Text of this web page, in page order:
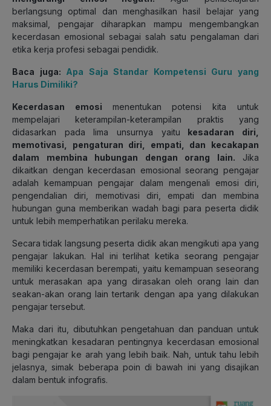
berlangsung optimal dan menghasilkan hasil belajar yang
maksimal, pengajar diharapkan mampu mengembangkan
kecerdasan emosional sebagai salah satu pengalaman dari
etika kerja profesi sebagai pendidik.
Baca juga: Apa Saja Standar Kompetensi Guru yang
Harus Dimiliki?
Kecerdasan emosi menentukan potensi kita untuk
mempelajari keterampilan-keterampilan praktis yang
didasarkan pada lima unsurnya yaitu kesadaran diri,
memotivasi, pengaturan diri, empati, dan kecakapan
dalam membina hubungan dengan orang lain. Jika
dikaitkan dengan kecerdasan emosional seorang pengajar
adalah kemampuan pengajar dalam mengenali emosi diri,
pengendalian diri, memotivasi diri, empati dan membina
hubungan guna memberikan wadah bagi para peserta didik
untuk lebih memperhatikan perilaku mereka.
Secara tidak langsung peserta didik akan mengikuti apa yang
pengajar lakukan. Hal ini terlihat ketika seorang pengajar
memiliki kecerdasan berempati, yaitu kemampuan seseorang
untuk merasakan apa yang dirasakan oleh orang lain dan
seakan-akan orang lain tertarik dengan apa yang dilakukan
pengajar tersebut.
Maka dari itu, dibutuhkan pengetahuan dan panduan untuk
meningkatkan kesadaran pentingnya kecerdasan emosional
bagi pengajar ke arah yang lebih baik. Nah, untuk tahu lebih
jelasnya, simak beberapa poin di bawah ini yang disajikan
dalam bentuk infografis.